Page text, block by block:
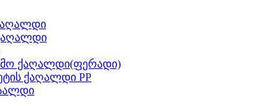
ქაღალდი(ფერადი)
ქაღალდი PP